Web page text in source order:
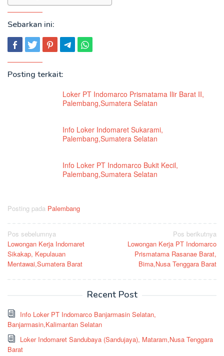
Sebarkan ini:
Posting terkait:
Loker PT Indomarco Prismatama Ilir Barat II,
Palembang,Sumatera Selatan
Info Loker Indomaret Sukarami,
Palembang,Sumatera Selatan
Info Loker PT Indomarco Bukit Kecil,
Palembang,Sumatera Selatan
Posting pada Palembang
Navigasi
pos
Pos sebelumnya
Lowongan Kerja Indomaret
Sikakap, Kepulauan
Mentawai,Sumatera Barat
Pos berikutnya
Lowongan Kerja PT Indomarco
Prismatama Rasanae Barat,
Bima,Nusa Tenggara Barat
Recent Post
Info Loker PT Indomarco Banjarmasin Selatan,
Banjarmasin,Kalimantan Selatan
Loker Indomaret Sandubaya (Sandujaya), Mataram,Nusa Tenggara
Barat